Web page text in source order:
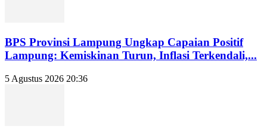
BPS Provinsi Lampung Ungkap Capaian Positif
Lampung: Kemiskinan Turun, Inflasi Terkendali,...
5 Agustus 2026 20:36